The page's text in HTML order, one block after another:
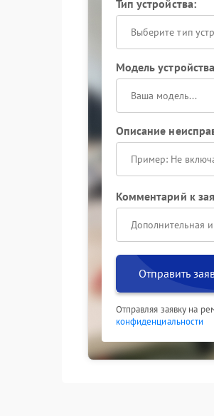
Тип устройства:
Выберите тип
Модель
Описание
Комментарий к
Отправить
Отправляя заявку на
конфиденциальности